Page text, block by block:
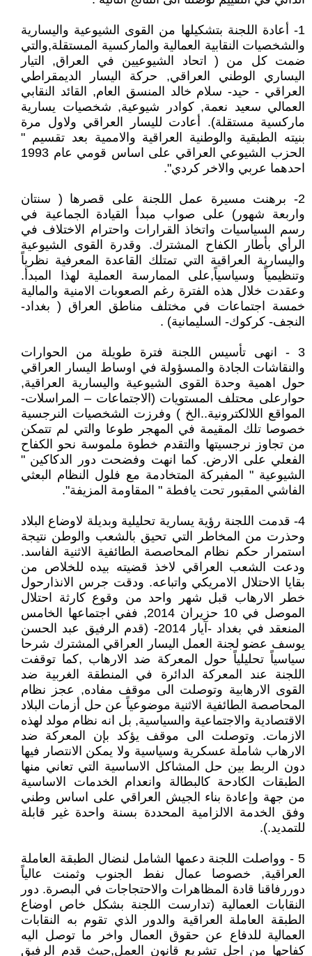
1- أعادة اللجنة بتشكيلها من القوى الشيوعية واليسارية
والشخصيات النقابية العمالية والماركسية المستقلة,والتي
ضمت كل من ( اتحاد الشيوعيين في العراق, التيار
اليساري الوطني العراقي, حركة اليسار الديمقراطي
العراقي - حيد- سلام خالد المنسق العام, القائد النقابي
العمالي سعيد نعمة, كوادر شيوعية, شخصيات يسارية
ماركسية مستقلة). أعادت لليسار العراقي ولاول مرة
بنيته الطبقية والوطنية العراقية والاممية بعد تقسيم "
الحزب الشيوعي العراقي على اساس قومي عام 1993
احدهما عربي والاخر كردي".
2- برهنت مسيرة عمل اللجنة على قصرها ( سنتان
واربعة شهور) على صواب مبدأ القيادة الجماعية في
رسم السياسيات واتخاذ القرارات واحترام الاختلاف في
الرأي بأطار الكفاح المشترك. وقدرة القوى الشيوعية
واليسارية العراقية التي تمتلك القاعدة المعرفية نظرياً
وتنظيمياً وسياسياً,على الممارسة العملية لهذا المبدأ.
وعقدت خلال هذه الفترة رغم الصعوبات الامنية والمالية
خمسة اجتماعات في مختلف مناطق العراق ( بغداد-
النجف- كركوك- السليمانية) .
3 - انهى تأسيس اللجنة فترة طويلة من الحوارات
والنقاشات الجادة والمسؤولة في اوساط اليسار العراقي
حول اهمية وحدة القوى الشيوعية واليسارية العراقية,
حوارعلى محتلف المستويات (الاجتماعات – المراسلات-
المواقع اللالكترونية..الخ ) وفرزت الشخصيات النرجسية
خصوصا تلك المقيمة في المهجر طوعا والتي لم تتمكن
من تجاوز نرجسيتها والتقدم خطوة ملموسة نحو الكفاح
الفعلي على الارض. كما انهت وفضحت دور الدكاكين "
الشيوعية " المفبركة المتخادمة مع فلول النظام البعثي
الفاشي المقبور تحت يافطة " المقاومة المزيفة".
4- قدمت اللجنة رؤية يسارية تحليلية وبديلة لاوضاع البلاد
وحذرت من المخاطر التي تحيق بالشعب والوطن نتيجة
استمرار حكم نظام المحاصصة الطائفية الاثنية الفاسد.
ودعت الشعب العراقي لاخذ قضيته بيده للخلاص من
بقايا الاحتلال الامريكي واتباعه. ودقت جرس الانذارحول
خطر الارهاب قبل شهر واحد من وقوع كارثة احتلال
الموصل في 10 حزيران 2014, ففي اجتماعها الخامس
المنعقد في بغداد -آيار 2014- (قدم الرفيق عبد الحسن
يوسف عضو لجنة العمل اليسار العراقي المشترك شرحا
سياسياً تحليلياً حول المعركة ضد الارهاب ,كما توقفت
اللجنة عند المعركة الدائرة في المنطقة الغربية ضد
القوى الارهابية وتوصلت الى موقف مفاده, عجز نظام
المحاصصة الطائفية الاثنية موضوعياً عن حل أزمات البلاد
الاقتصادية والاجتماعية والسياسية, بل انه نظام مولد لهذه
الازمات. وتوصلت الى موقف يؤكد بإن المعركة ضد
الارهاب شاملة عسكرية وسياسية ولا يمكن الانتصار فيها
دون الربط بين حل المشاكل الاساسية التي تعاني منها
الطبقات الكادحة كالبطالة وانعدام الخدمات الاساسية
من جهة وإعادة بناء الجيش العراقي على اساس وطني
وفق الخدمة الالزامية المحددة بسنة واحدة غير قابلة
للتمديد.).
5 - وواصلت اللجنة دعمها الشامل لنضال الطبقة العاملة
العراقية, خصوصا عمال نفط الجنوب وثمنت عالياً
دوررفاقنا قادة المظاهرات والاحتجاجات في البصرة. دور
النقابات العمالية (تدارست اللجنة بشكل خاص اوضاع
الطبقة العاملة العراقية والدور الذي تقوم به النقابات
العمالية للدفاع عن حقوق العمال واخر ما توصل اليه
كفاحها من اجل تشريع قانون العمل,حيث قدم الرفيق